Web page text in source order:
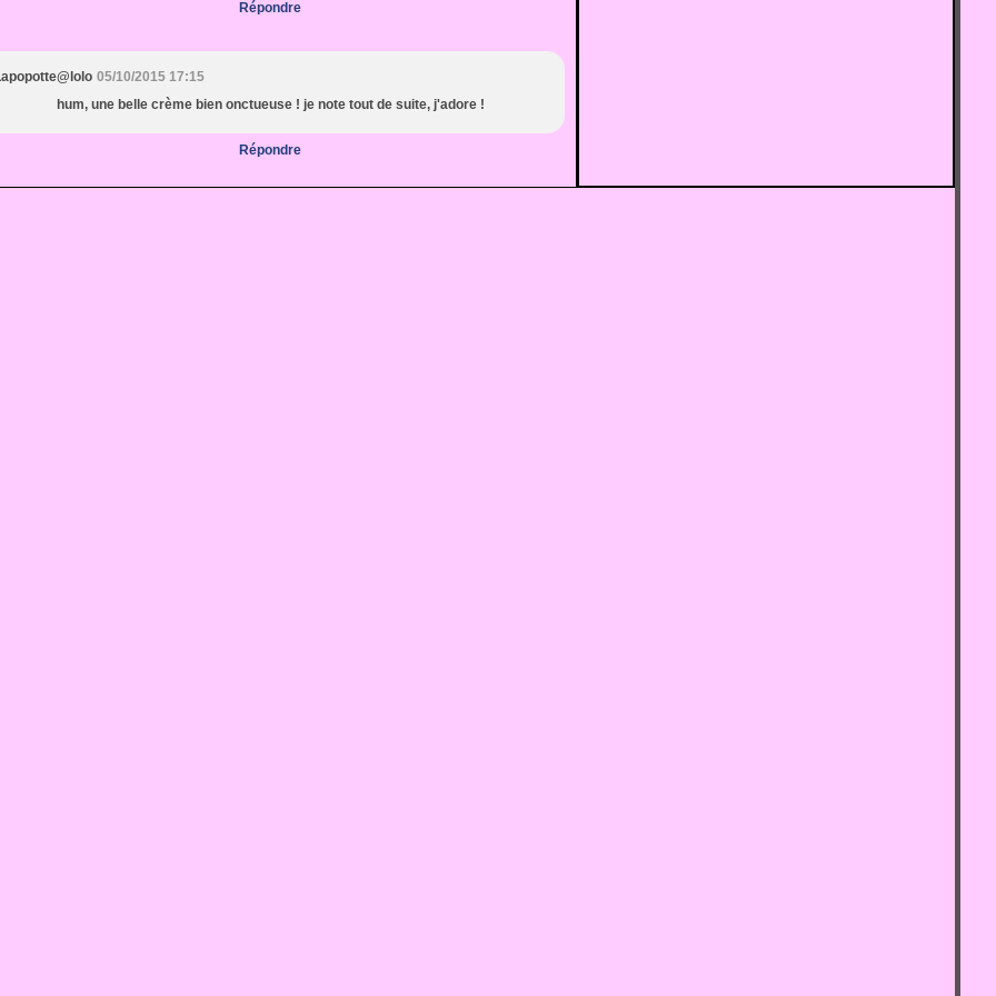
Répondre
05/10/2015 17:15
hum, une belle crème bien onctueuse ! je note tout de suite, j'adore !
Répondre